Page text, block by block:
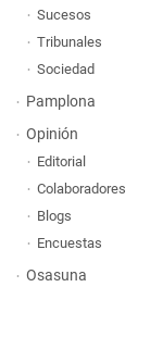
Sucesos
Tribunales
Sociedad
Pamplona
Opinión
Editorial
Colaboradores
Blogs
Encuestas
Osasuna